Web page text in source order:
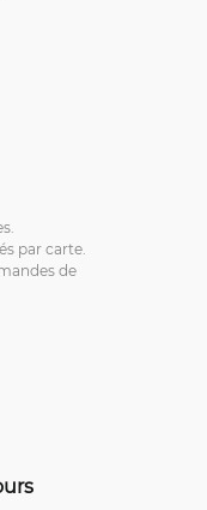
par carte.
de